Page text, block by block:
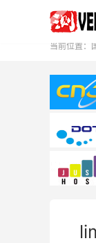
当前位置：